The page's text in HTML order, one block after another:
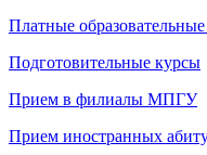
Платные образовательные
Подготовительные курсы
Прием в филиалы МПГУ
Прием иностранных